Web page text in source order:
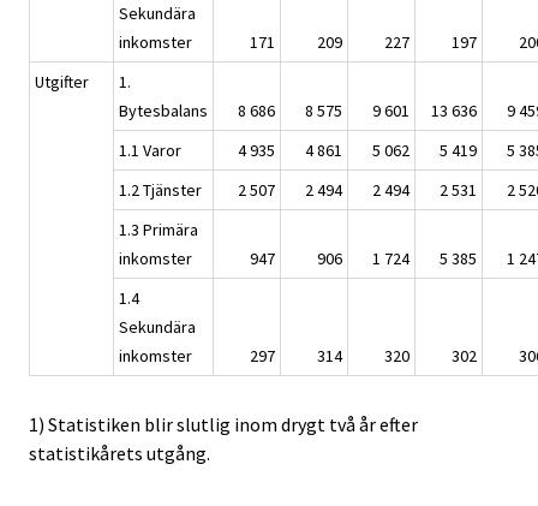
Sekundära
inkomster
171 209 227 197
Utgifter
1.
Bytesbalans
8 686 8 575 9 601 13 636
9
1.1 Varor
4 935 4 861 5 062 5 419
5
1.2 Tjänster
2 507 2 494 2 494 2 531
2
1.3 Primära
inkomster
947 906 1 724 5 385
1
1.4
Sekundära
inkomster
297 314 320 302
1) Statistiken blir slutlig inom drygt två år efter
statistikårets utgång.